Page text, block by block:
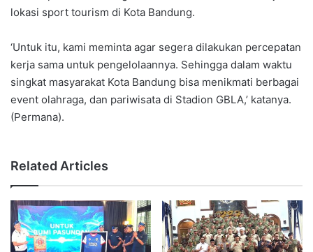
lokasi sport tourism di Kota Bandung.
‘Untuk itu, kami meminta agar segera dilakukan percepatan
kerja sama untuk pengelolaannya. Sehingga dalam waktu
singkat masyarakat Kota Bandung bisa menikmati berbagai
event olahraga, dan pariwisata di Stadion GBLA,’ katanya.
(Permana).
Related Articles